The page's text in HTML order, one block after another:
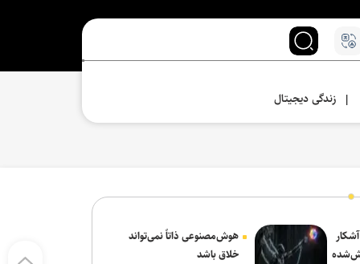
| زندگی دیجیتال
هوش‌مصنوعی ذاتاً نمی‌تواند
خلاق باشد